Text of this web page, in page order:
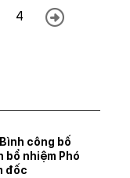
4
công bố
bổ nhiệm Phó
đốc